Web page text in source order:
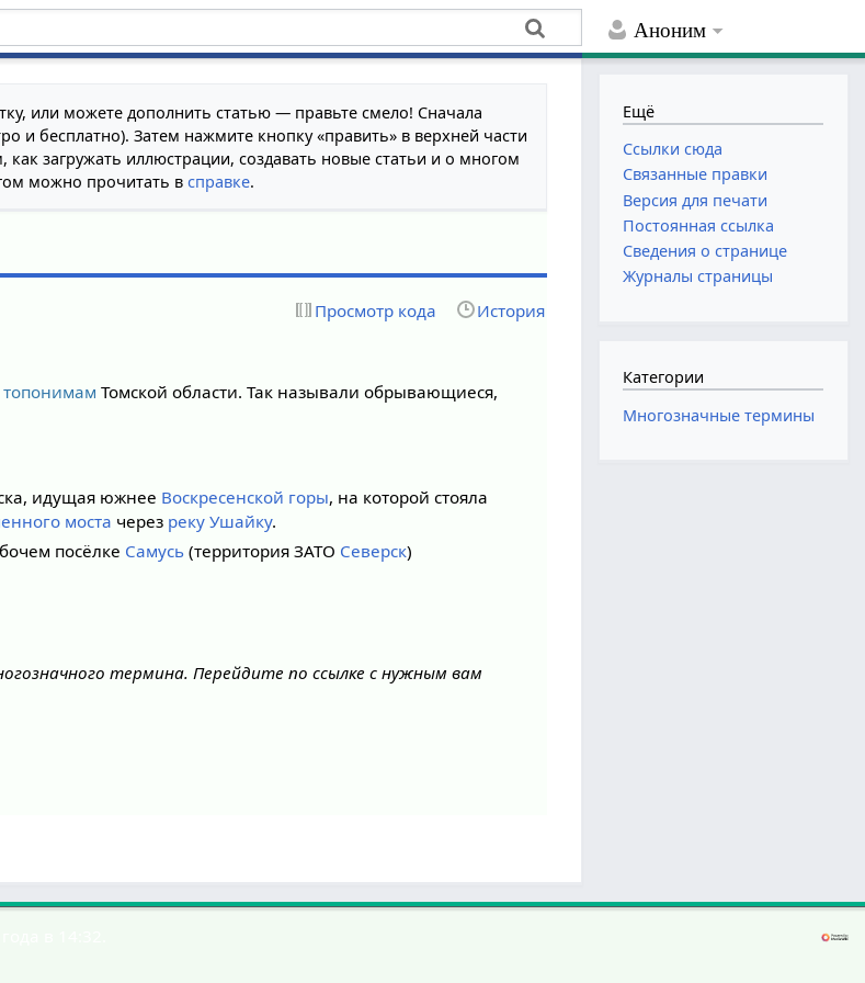
Аноним
или можете дополнить статью — правьте смело! Сначала
и бесплатно). Затем нажмите кнопку «править» в верхней части
загружать иллюстрации, создавать новые статьи и о многом
можно прочитать в справке.
Просмотр кода История
топонимам Томской области. Так называли обрывающиеся,
идущая южнее Воскресенской горы, на которой стояла
моста через реку Ушайку.
посёлке Самусь(территория ЗАТО Северск)
термина. Перейдите по ссылке с нужным вам
Ещё
Ссылки сюда
Связанные правки
Версия для печати
Постоянная ссылка
Сведения о странице
Журналы страницы
Категории
Многозначные термины